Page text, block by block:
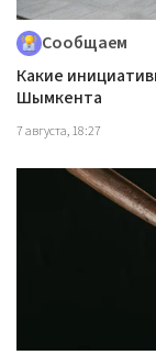
Сообщаем
Какие
Шымкента
7 августа, 18:27